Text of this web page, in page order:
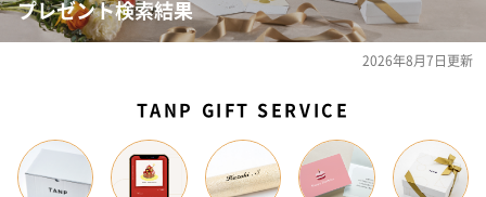
プレゼント検索結果
2026年8月7日更新
TANP GIFT SERVICE